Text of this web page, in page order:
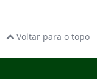
Voltar para o topo